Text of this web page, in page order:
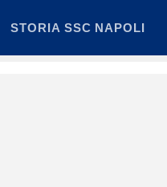
STORIA SSC NAPOLI